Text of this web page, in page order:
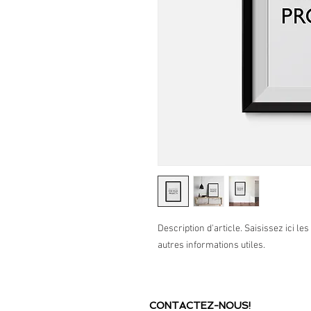
Description d'article. Saisissez ici
autres informations utiles.
CONTACTEZ-NOUS!